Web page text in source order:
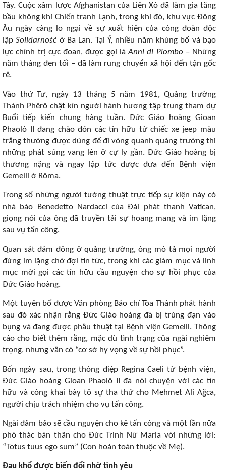
Tây. Cuộc xâm lược Afghanistan của Liên Xô đã làm gia tăng
bầu không khí Chiến tranh Lạnh, trong khi đó, khu vực Đông
Âu ngày càng lo ngại về sự xuất hiện của công đoàn độc
lậpSolidarność ở Ba Lan. Tại Ý, nhiều năm khủng bố và bạo
lực chính trị cực đoan, được gọi làAnni di Piombo– Những
năm tháng đen tối – đã làm rung chuyển xã hội đến tận gốc
rễ.
Vào thứ Tư, ngày 13 tháng 5 năm 1981, Quảng trường
Thánh Phêrô chật kín người hành hương tập trung tham dự
Buổi tiếp kiến ​​chung hàng tuần. Đức Giáo hoàng Gioan
Phaolô II đang chào đón các tín hữu từ chiếc xe jeep màu
trắng thường được dùng để đi vòng quanh quảng trường thì
những phát súng vang lên ở cự ly gần. Đức Giáo hoàng bị
thương nặng và ngay lập tức được đưa đến Bệnh viện
Gemelli ở Rôma.
Trong số những người tường thuật trực tiếp sự kiện này có
nhà báo Benedetto Nardacci của Đài phát thanh Vatican,
giọng nói của ông đã truyền tải sự hoang mang và im lặng
sau vụ tấn công.
Quan sát đám đông ở quảng trường, ông mô tả mọi người
đứng im lặng chờ đợi tin tức, trong khi các giám mục và linh
mục mời gọi các tín hữu cầu nguyện cho sự hồi phục của
Đức Giáo hoàng.
Một tuyên bố được Văn phòng Báo chí Tòa Thánh phát hành
sau đó xác nhận rằng Đức Giáo hoàng đã bị trúng đạn vào
bụng và đang được phẫu thuật tại Bệnh viện Gemelli. Thông
cáo cho biết thêm rằng, mặc dù tình trạng của ngài nghiêm
trọng, nhưng vẫn có “cơ sở hy vọng về sự hồi phục”.
Bốn ngày sau, trong thông điệp Regina Caeli từ bệnh viện,
Đức Giáo hoàng Gioan Phaolô II đã nói chuyện với các tín
hữu và công khai bày tỏ sự tha thứ cho Mehmet Ali Ağca,
người chịu trách nhiệm cho vụ tấn công.
Ngài đảm bảo sẽ cầu nguyện cho kẻ tấn công và một lần nữa
phó thác bản thân cho Đức Trinh Nữ Maria với những lời:
“Totus tuus ego sum” (Con hoàn toàn thuộc về Mẹ).
Đau khổ được biến đổi nhờ tình yêu